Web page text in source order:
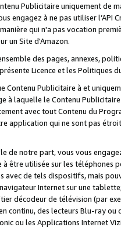
Publicitaire uniquement de
engagez à ne pas utiliser l’API
qui n'a pas vocation
un Site d'Amazon.
des pages, annexes,
Licence et les Politiques
Contenu Publicitaire à et
à laquelle le Contenu
avec tout Contenu du
application qui ne sont pas
de notre part, vous vous
être utilisée sur les téléphones
avec de tels dispositifs, mais
Internet sur une
décodeur de télévision (par
continu, des lecteurs Blu-ray
ou les Applications Internet